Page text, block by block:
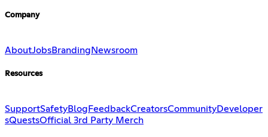
Company
AboutJobsBranding Newsroom
Resources
SupportSafetyBlog FeedbackCreatorsCommunityDeveloper
sQuestsOfficial 3rd Party Merch